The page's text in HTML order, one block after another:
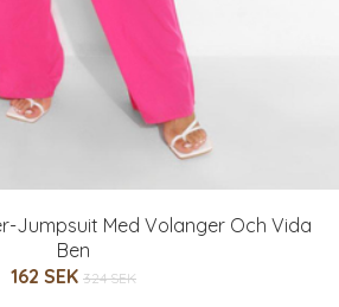
Jumpsuit Med Volanger Och Vida
Ben
162 SEK 324 SEK